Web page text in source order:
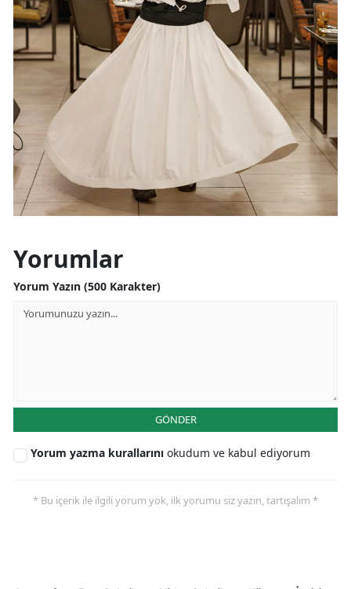
Yorumlar
Yorum Yazın (500 Karakter)
GÖNDER
Yorum yazma kurallarını okudum ve kabul ediyorum
* Bu içerik ile ilgili yorum yok, ilk yorumu siz yazın, tartışalım *